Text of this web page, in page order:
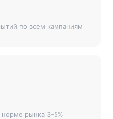
по всем кампаниям
рынка 3–5%